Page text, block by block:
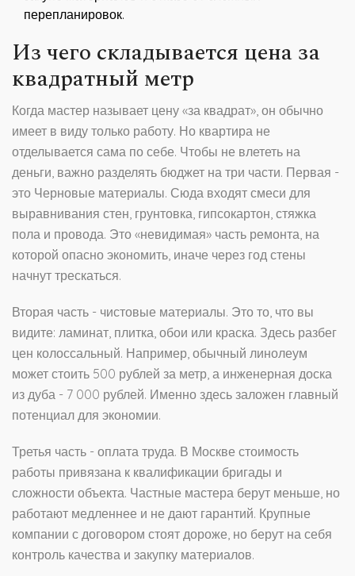
перепланировок.
Из чего складывается цена за
квадратный метр
Когда мастер называет цену «за квадрат», он обычно
имеет в виду только работу. Но квартира не
отделывается сама по себе. Чтобы не влететь на
деньги, важно разделять бюджет на три части. Первая -
это Черновые материалы. Сюда входят смеси для
выравнивания стен, грунтовка, гипсокартон, стяжка
пола и провода. Это «невидимая» часть ремонта, на
которой опасно экономить, иначе через год стены
начнут трескаться.
Вторая часть - чистовые материалы. Это то, что вы
видите: ламинат, плитка, обои или краска. Здесь разбег
цен колоссальный. Например, обычный линолеум
может стоить 500 рублей за метр, а инженерная доска
из дуба - 7 000 рублей. Именно здесь заложен главный
потенциал для экономии.
Третья часть - оплата труда. В Москве стоимость
работы привязана к квалификации бригады и
сложности объекта. Частные мастера берут меньше, но
работают медленнее и не дают гарантий. Крупные
компании с договором стоят дороже, но берут на себя
контроль качества и закупку материалов.